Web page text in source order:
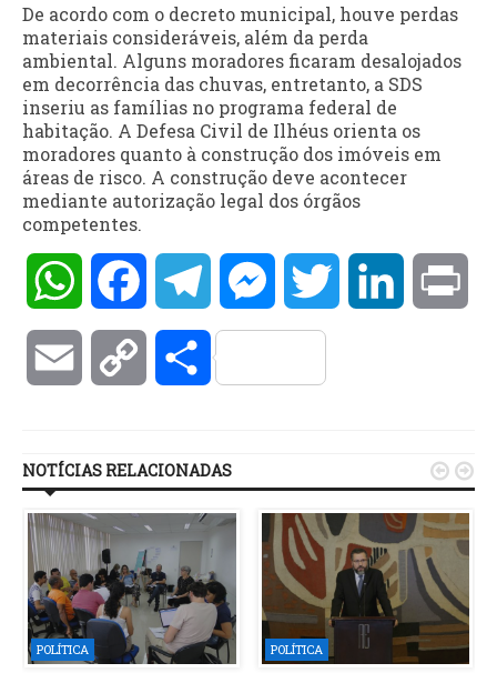
De acordo com o decreto municipal, houve perdas
materiais consideráveis, além da perda
ambiental. Alguns moradores ficaram desalojados
em decorrência das chuvas, entretanto, a SDS
inseriu as famílias no programa federal de
habitação. A Defesa Civil de Ilhéus orienta os
moradores quanto à construção dos imóveis em
áreas de risco. A construção deve acontecer
mediante autorização legal dos órgãos
competentes.
WhatsAppFacebookTelegramMessengerTwitter LinkedIn
Email Copy Compartilhar
NOTÍCIAS RELACIONADAS
POLÍTICA POLÍTICA
 